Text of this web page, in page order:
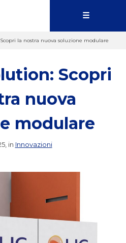
☰
la nostra nuova soluzione modulare
Scopri
nuova
modulare
in Innovazioni